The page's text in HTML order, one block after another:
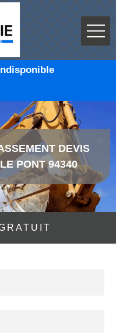
DEVIS
PONT 94340